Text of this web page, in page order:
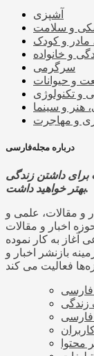
آشپزی
و سلامت
مادر و کودک
و خانواده
سرگرمی
و حیوانات
و تکنولوژی
هنر و سینما
و مهاجرت
درباره مجله‌فارسی
برای داشتن زندگی
بهتر خواهید داشت.
و مقالات، علمی و
در حوزه اخبار و مقالات
آغاز به کار نموده
بازنشر اخبار و
فارسی
زندگی
فارسی
محتوا